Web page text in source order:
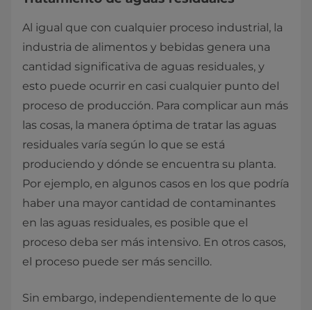
Al igual que con cualquier proceso industrial, la
industria de alimentos y bebidas genera una
cantidad significativa de aguas residuales, y
esto puede ocurrir en casi cualquier punto del
proceso de producción. Para complicar aun más
las cosas, la manera óptima de tratar las aguas
residuales varía según lo que se está
produciendo y dónde se encuentra su planta.
Por ejemplo, en algunos casos en los que podría
haber una mayor cantidad de contaminantes
en las aguas residuales, es posible que el
proceso deba ser más intensivo. En otros casos,
el proceso puede ser más sencillo.
Sin embargo, independientemente de lo que